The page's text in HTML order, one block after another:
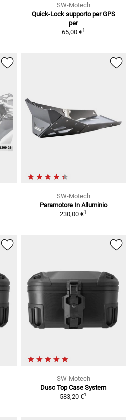
SW-Motech
Quick-Lock supporto per GPS
per
65,00 €1
SW-Motech
Paramotore In Alluminio
230,00 €1
SW-Motech
Dusc Top Case System
583,20 €1